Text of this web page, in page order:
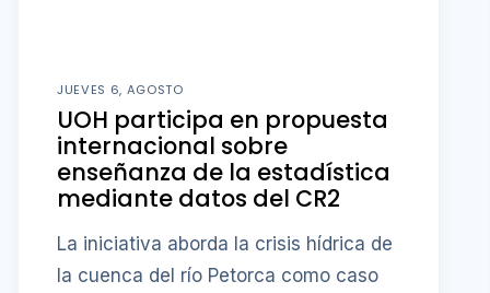
JUEVES 6, AGOSTO
UOH participa en propuesta
internacional sobre
enseñanza de la estadística
mediante datos del CR2
La iniciativa aborda la crisis hídrica de
la cuenca del río Petorca como caso